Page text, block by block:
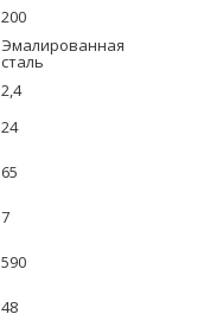
200
Эмалированная
сталь
2,4
24
65
7
590
48